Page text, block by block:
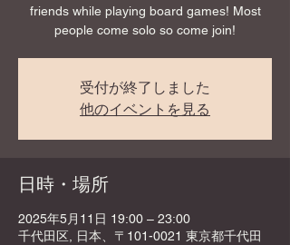
friends while playing board games! Most
people come solo so come join!
受付が終了しました
他のイベントを見る
日時・場所
2025年5月11日 19:00 – 23:00
千代田区, 日本、〒101-0021 東京都千代田